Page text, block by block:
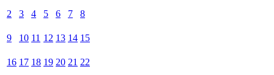
2 3 4 5 6 7 8
9 10 11 12 13 14 15
16 17 18 19 20 21 22